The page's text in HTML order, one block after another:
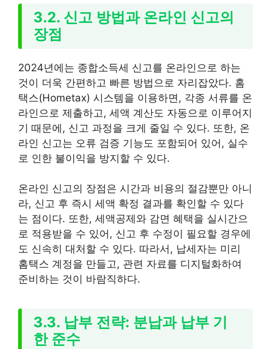
3.2. 신고 방법과 온라인 신고의
장점
2024년에는 종합소득세 신고를 온라인으로 하는
것이 더욱 간편하고 빠른 방법으로 자리잡았다. 홈
택스(Hometax) 시스템을 이용하면, 각종 서류를 온
라인으로 제출하고, 세액 계산도 자동으로 이루어지
기 때문에, 신고 과정을 크게 줄일 수 있다. 또한, 온
라인 신고는 오류 검증 기능도 포함되어 있어, 실수
로 인한 불이익을 방지할 수 있다.
온라인 신고의 장점은 시간과 비용의 절감뿐만 아니
라, 신고 후 즉시 세액 확정 결과를 확인할 수 있다
는 점이다. 또한, 세액공제와 감면 혜택을 실시간으
로 적용받을 수 있어, 신고 후 수정이 필요할 경우에
도 신속히 대처할 수 있다. 따라서, 납세자는 미리
홈택스 계정을 만들고, 관련 자료를 디지털화하여
준비하는 것이 바람직하다.
3.3. 납부 전략: 분납과 납부 기
한 준수